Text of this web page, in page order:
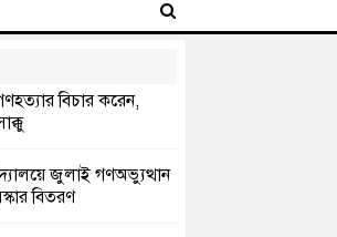
বিচার করেন,
জুলাই গণঅভ্যুত্থান
বিতরণ